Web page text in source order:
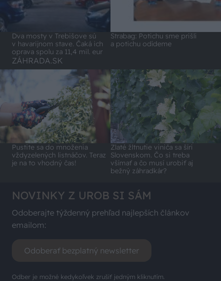
Dva mosty v Trebišove sú
v havarijnom stave. Čaká ich
oprava spolu za 11,4 mil. eur
Strabag: Potichu sme prišli
a potichu odídeme
ZÁHRADA.SK
Pustite sa do množenia
vždyzelených listnáčov. Teraz
je na to vhodný čas!
Zlaté žltnutie viniča sa šíri
Slovenskom. Čo si treba
všímať a čo musí urobiť aj
bežný záhradkár?
NOVINKY Z UROB SI SÁM
Odoberajte týždenný prehľad najlepších článkov
emailom:
Odoberať bezplatný newsletter
Odber je možné kedykoľvek zrušiť jedným kliknutím.